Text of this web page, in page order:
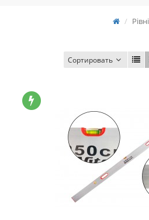
Рівні
Сортировать